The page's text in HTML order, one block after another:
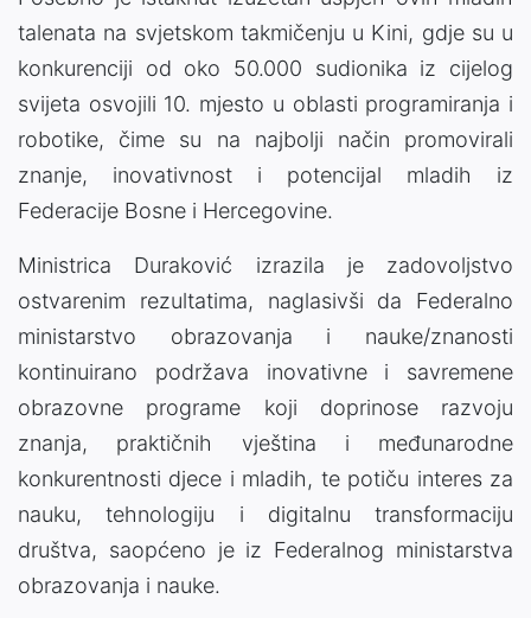
talenata na svjetskom takmičenju u Kini, gdje su u
konkurenciji od oko 50.000 sudionika iz cijelog
svijeta osvojili 10. mjesto u oblasti programiranja i
robotike, čime su na najbolji način promovirali
znanje, inovativnost i potencijal mladih iz
Federacije Bosne i Hercegovine.
Ministrica Duraković izrazila je zadovoljstvo
ostvarenim rezultatima, naglasivši da Federalno
ministarstvo obrazovanja i nauke/znanosti
kontinuirano podržava inovativne i savremene
obrazovne programe koji doprinose razvoju
znanja, praktičnih vještina i međunarodne
konkurentnosti djece i mladih, te potiču interes za
nauku, tehnologiju i digitalnu transformaciju
društva, saopćeno je iz Federalnog ministarstva
obrazovanja i nauke.